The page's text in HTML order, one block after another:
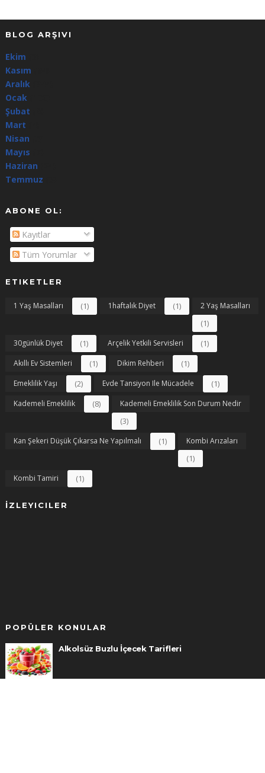
BLOG ARŞIVI
Ekim
Kasım
Aralık(344)
Ocak(100)
Şubat
Mart
Nisan
Mayıs
Haziran
Temmuz
ABONE OL:
Kayıtlar
Tüm Yorumlar
ETIKETLER
1 Yaş Masalları (1) 1haftalık Diyet (1) 2 Yaş Masalları
(1)
30günlük Diyet (1) Arçelik Yetkili Servisleri (1)
Akıllı Ev Sistemleri (1) Dikim Rehberi (1)
Emeklilik Yaşı (2) Evde Tansiyon Ile Mücadele (1)
Kademeli Emeklilik (8) Kademeli Emeklilik Son Durum Nedir
(3)
Kan Şekeri Düşük Çıkarsa Ne Yapılmalı (1) Kombi Arızaları
(1)
Kombi Tamiri (1)
İZLEYICILER
POPÜLER KONULAR
Alkolsüz Buzlu İçecek Tarifleri